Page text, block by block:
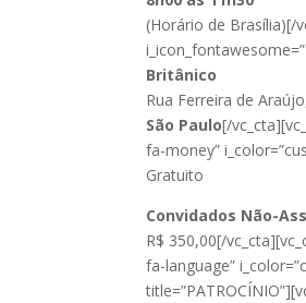
(Horário de Brasília)[/
Britânico
Rua Ferreira de
São Paulo[/
fa-money”
Gratuito
Convidados Não-
R$ 350,00[/
fa-language”